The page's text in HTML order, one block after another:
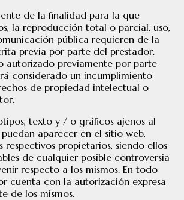
de la finalidad para la que
la reproducción total o parcial, uso,
pública requieren de la
previa por parte del prestador.
autorizado previamente por parte
considerado un incumplimiento
de propiedad intelectual o
texto y / o gráficos ajenos al
aparecer en el sitio web,
respectivos propietarios, siendo ellos
de cualquier posible controversia
respecto a los mismos. En todo
cuenta con la autorización expresa
de los mismos.